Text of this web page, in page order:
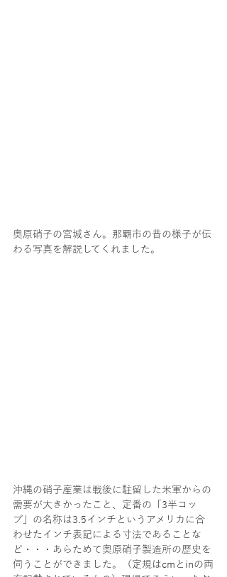
奥原硝子の宮城さん。那覇市の昔の様子が伝
わる写真を解説してくれました。
沖縄の硝子産業は戦後に駐留した米軍からの
需要が大きかったこと、定番の「3半コッ
プ」の名称は3.5インチというアメリカに合
わせたインチ表記による寸法であることな
ど・・・あらためて奥原硝子製造所の歴史を
伺うことができました。（定規はcmとinの両